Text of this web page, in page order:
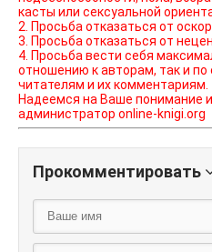
касты или сексуальной
2. Просьба отказаться от
3. Просьба отказаться от
4. Просьба вести себя
отношению к авторам, так и
читателям и их комментариям.
Надеемся на Ваше понимание
администратор online-knigi.org
Прокомментировать